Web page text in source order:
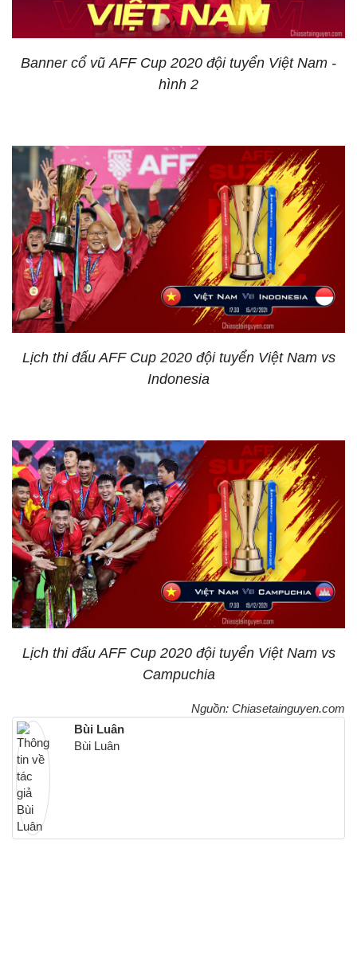
Banner cổ vũ AFF Cup 2020 đội tuyển Việt Nam -
hình 2
Lịch thi đấu AFF Cup 2020 đội tuyển Việt Nam vs
Indonesia
Lịch thi đấu AFF Cup 2020 đội tuyển Việt Nam vs
Campuchia
Nguồn: Chiasetainguyen.com
Bùi Luân
Bùi Luân